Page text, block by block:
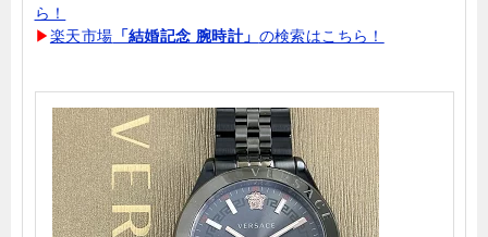
ら！
▶楽天市場 「結婚記念 腕時計」 の検索はこちら！